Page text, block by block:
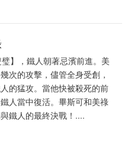
】，鐵人朝著忌濱前進。美
次的攻擊，儘管全身受創，
的猛攻。當他快被殺死的前
人當中復活。畢斯可和美祿
鐵人的最終決戰！....